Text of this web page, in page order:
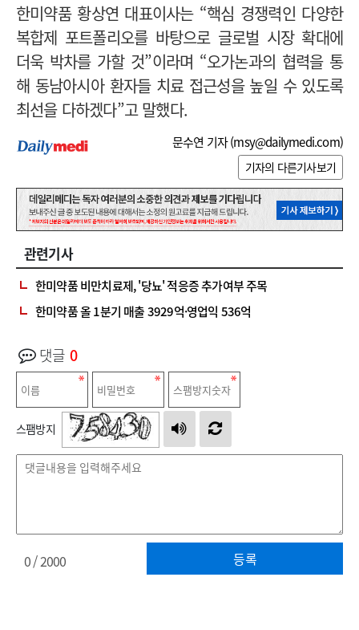
한미약품 황상연 대표이사는 “핵심 경쟁력인 다양한
복합제 포트폴리오를 바탕으로 글로벌 시장 확대에
더욱 박차를 가할 것”이라며 “오가논과의 협력을 통
해 동남아시아 환자들 치료 접근성을 높일 수 있도록
최선을 다하겠다”고 말했다.
문수연 기자 (msy@dailymedi.com)
기자의 다른기사보기
관련기사
한미약품 비만치료제, '당뇨' 적응증 추가여부 주목
한미약품 올 1분기 매출 3929억·영업익 536억
댓글 0
스팸방지
등록
0/ 2000